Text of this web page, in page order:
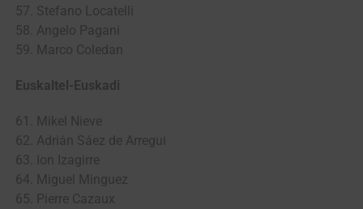
57. Stefano Locatelli
58. Angelo Pagani
59. Marco Coledan
Euskaltel-Euskadi
61. Mikel Nieve
62. Adrián Sáez de Arregui
63. Ion Izagirre
64. Miguel Minguez
65. Pierre Cazaux